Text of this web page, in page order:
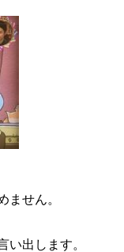
ません。
い出します。